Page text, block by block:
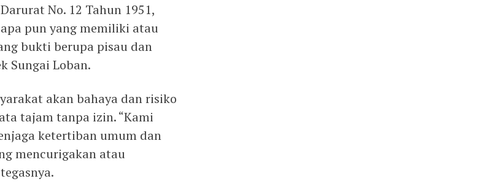
No. 12 Tahun 1951,
pun yang memiliki atau
bukti berupa pisau dan
Sungai Loban.
akan bahaya dan risiko
tajam tanpa izin. “Kami
ketertiban umum dan
mencurigakan atau